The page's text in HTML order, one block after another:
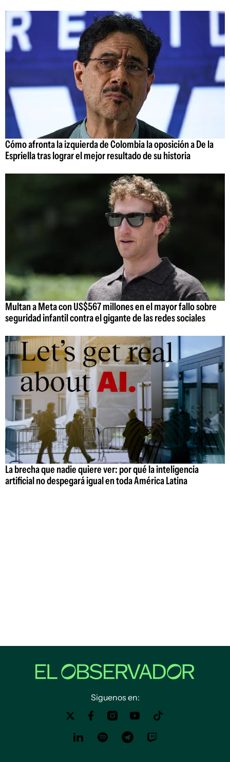
Cómo afronta la izquierda de Colombia la oposición a De la
Espriella tras lograr el mejor resultado de su historia
Multan a Meta con US$567 millones en el mayor fallo sobre
seguridad infantil contra el gigante de las redes sociales
La brecha que nadie quiere ver: por qué la inteligencia
artificial no despegará igual en toda América Latina
Siguenos en: